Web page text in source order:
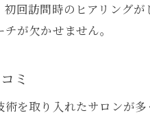
回訪問時のヒアリング
が欠かせません。
ミ
を取り入れたサロンが